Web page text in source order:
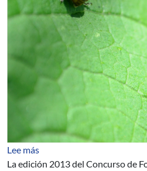
Lee más
La edición 2013 del Concurso de